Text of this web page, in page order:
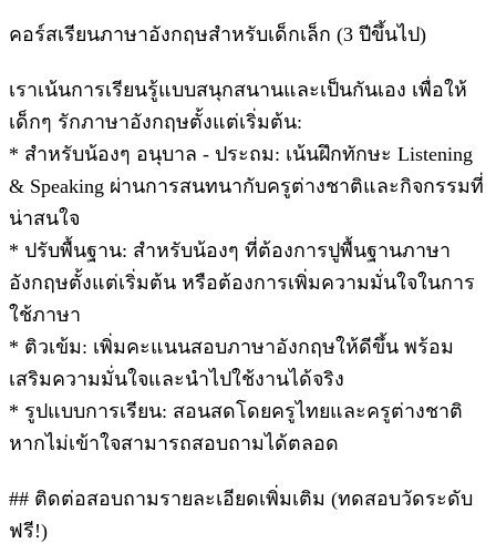
คอร์สเรียนภาษาอังกฤษสำหรับเด็กเล็ก (3 ปีขึ้นไป)
เราเน้นการเรียนรู้แบบสนุกสนานและเป็นกันเอง เพื่อให้
เด็กๆ รักภาษาอังกฤษตั้งแต่เริ่มต้น:
* สำหรับน้องๆ อนุบาล - ประถม: เน้นฝึกทักษะ Listening
& Speaking ผ่านการสนทนากับครูต่างชาติและกิจกรรมที่
น่าสนใจ
* ปรับพื้นฐาน: สำหรับน้องๆ ที่ต้องการปูพื้นฐานภาษา
อังกฤษตั้งแต่เริ่มต้น หรือต้องการเพิ่มความมั่นใจในการ
ใช้ภาษา
* ติวเข้ม: เพิ่มคะแนนสอบภาษาอังกฤษให้ดีขึ้น พร้อม
เสริมความมั่นใจและนำไปใช้งานได้จริง
* รูปแบบการเรียน: สอนสดโดยครูไทยและครูต่างชาติ
หากไม่เข้าใจสามารถสอบถามได้ตลอด
## ติดต่อสอบถามรายละเอียดเพิ่มเติม (ทดสอบวัดระดับ
ฟรี!)